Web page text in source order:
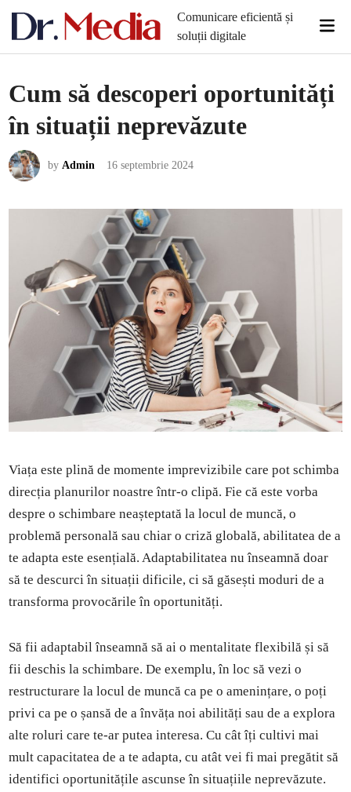
Comunicare eficientă și
soluții digitale
Cum să descoperi oportunități
în situații neprevăzute
byAdmin 16 septembrie 2024
Viața este plină de momente imprevizibile care pot schimba
direcția planurilor noastre într-o clipă. Fie că este vorba
despre o schimbare neașteptată la locul de muncă, o
problemă personală sau chiar o criză globală, abilitatea de a
te adapta este esențială. Adaptabilitatea nu înseamnă doar
să te descurci în situații dificile, ci să găsești moduri de a
transforma provocările în oportunități.
Să fii adaptabil înseamnă să ai o mentalitate flexibilă și să
fii deschis la schimbare. De exemplu, în loc să vezi o
restructurare la locul de muncă ca pe o amenințare, o poți
privi ca pe o șansă de a învăța noi abilități sau de a explora
alte roluri care te-ar putea interesa. Cu cât îți cultivi mai
mult capacitatea de a te adapta, cu atât vei fi mai pregătit să
identifici oportunitățile ascunse în situațiile neprevăzute.